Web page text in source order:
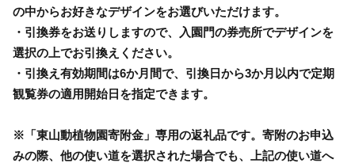
の中からお好きなデザインをお選びいただけます。
・引換券をお送りしますので、入園門の券売所でデザインを
選択の上でお引換えください。
・引換え有効期間は6か月間で、引換日から3か月以内で定期
観覧券の適用開始日を指定できます。
※「東山動植物園寄附金」専用の返礼品です。寄附のお申込
みの際、他の使い道を選択された場合でも、上記の使い道へ